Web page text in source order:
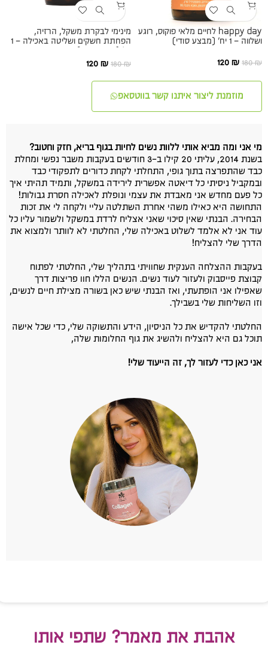
happy day לחיים מלאי פוקוס, רוגע
ושלווה – 1 יח׳ (מבצע סודי)
180₪
120 ₪
מינימי לבקרת משקל, הרזיה,
הפחתת חשקים ושליטה באכילה – 1
180₪
120 ₪
מוזמנת ליצור איתנו קשר בווטסאפ
מי אני ומה מביא אותי ללוות נשים לחיות בגוף בריא, חזק וחטוב?
בשנת 2014, עליתי 20 קילו ב-3 חודשים בעקבות משבר נפשי ומחלת
כבד שהתפרצה בתוך גופי, התחלתי לקחת כדורים לתפקודי כבד
ובמקביל ניסיתי כל דיאטה אפשרית לירידה במשקל, ותמיד תהיתי איך
כל פעם מחדש אני מאבדת את עצמי ונופלת לאכילה חסרת גבולות!
התחושה היא כאילו משהי אחרת השתלטה עליי ולקחה לי את זכות
הבחירה. הבנתי שאין סיכוי שאני אצליח לרדת במשקל ולשמור עליו כל
עוד אני לא אלמד לשלוט באכילה שלי, החלטתי לא לוותר ולמצוא את
הדרך שלי להצליח!
בעקבות ההצלחה הענקית שחוויתי בתהליך שלי, החלטתי לפתוח
קבוצת פייסבוק ולעזור לעוד נשים. הנשים הללו חוו פריצות דרך
שאפילו אני הופתעתי, ואז הבנתי שיש כאן בשורה מצילת חיים לנשים,
וזו השליחות שלי בשבילך.
החלטתי להקדיש את כל הניסיון, הידע והתשוקה שלי, כדי שכל אישה
תוכל גם היא להצליח ולהשיג את גוף החלומות שלה,
אני כאן כדי לעזור לך, זה הייעוד שלי!
אהבת את מאמר? שתפי אותו